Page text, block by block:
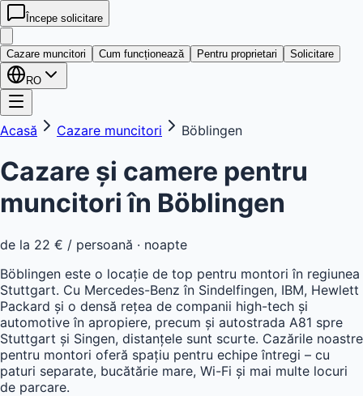
Începe solicitare
kwatera24
Cazare muncitori Cum funcționează Pentru proprietari Solicitare
RO
Acasă Cazare muncitori Böblingen
Cazare și camere pentru
muncitori în Böblingen
de la 22 € / persoană · noapte
Böblingen este o locație de top pentru montori în regiunea
Stuttgart. Cu Mercedes-Benz în Sindelfingen, IBM, Hewlett
Packard și o densă rețea de companii high-tech și
automotive în apropiere, precum și autostrada A81 spre
Stuttgart și Singen, distanțele sunt scurte. Cazările noastre
pentru montori oferă spațiu pentru echipe întregi – cu
paturi separate, bucătărie mare, Wi-Fi și mai multe locuri
de parcare.